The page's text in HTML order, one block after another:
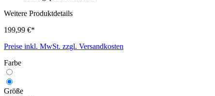
Weitere Produktdetails
199,99 €*
Preise inkl. MwSt. zzgl. Versandkosten
Farbe
Größe